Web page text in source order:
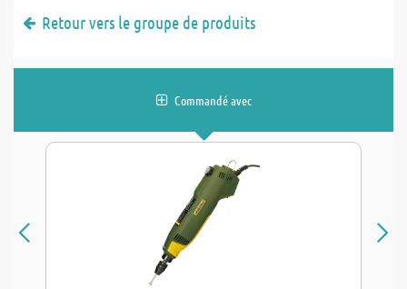
Retour vers le groupe de produits
Commandé avec